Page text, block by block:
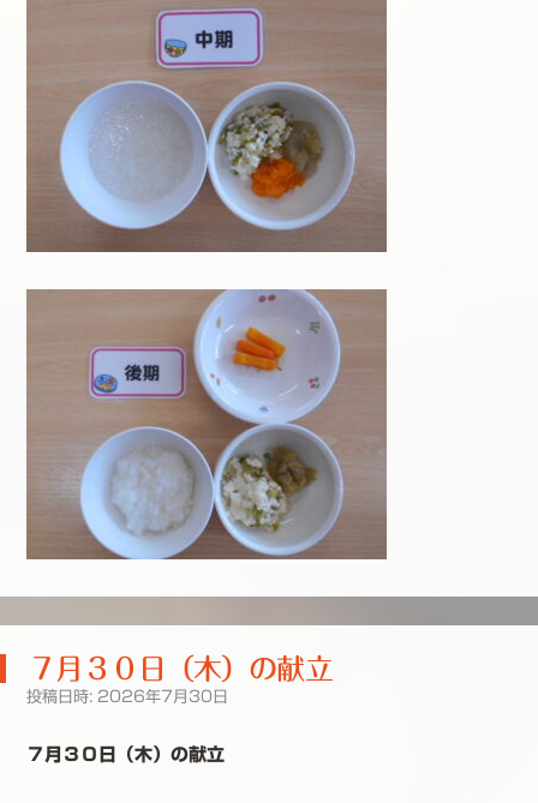
７月３０日（木）の献立
投稿日時: 2026年7月30日
７月３０日（木）の献立